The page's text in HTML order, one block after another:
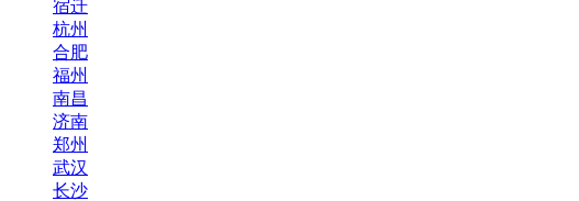
宿迁
杭州
合肥
福州
南昌
济南
郑州
武汉
长沙